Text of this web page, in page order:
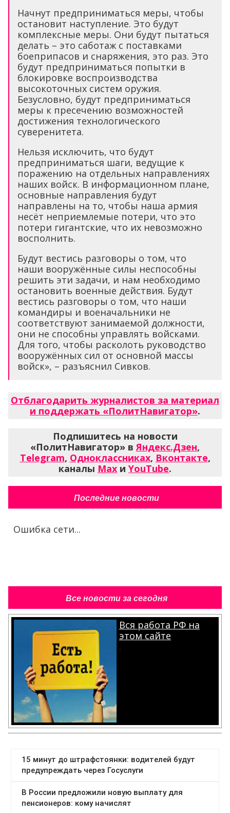
Начнут предприниматься меры, чтобы
остановит наступление. Это будут
комплексные меры. Они будут пытаться
делать – это саботаж с поставками
боеприпасов и снаряжения, это раз. Это
будут предприниматься попытки в
блокировке воспроизводства
высокоточных систем оружия.
Безусловно, будут предприниматься
меры к пресечению возможностей
достижения технологического
суверенитета.
Нельзя исключить, что будут
предприниматься шаги, ведущие к
поражению на отдельных направлениях
наших войск. В информационном плане,
основные направления будут
направлены на то, чтобы наша армия
несёт неприемлемые потери, что это
потери гигантские, что их невозможно
восполнить.
Будут вестись разговоры о том, что
наши вооружённые силы неспособны
решить эти задачи, и нам необходимо
остановить военные действия. Будут
вестись разговоры о том, что наши
командиры и военачальники не
соответствуют занимаемой должности,
они не способны управлять войсками.
Для того, чтобы расколоть руководство
вооружённых сил от основной массы
войск», – разъяснил Сивков.
Отблагодарить журналистов за материал
и поддержать «ПолитНавигатор».
Подпишитесь на новости
«ПолитНавигатор» вЯндекс.Дзен,
Telegram, Одноклассниках, Вконтакте,
каналы Max и YouTube.
Последние новости
Ошибка сети...
Все новости за сегодня
Вся работа РФ на
этом сайте
.